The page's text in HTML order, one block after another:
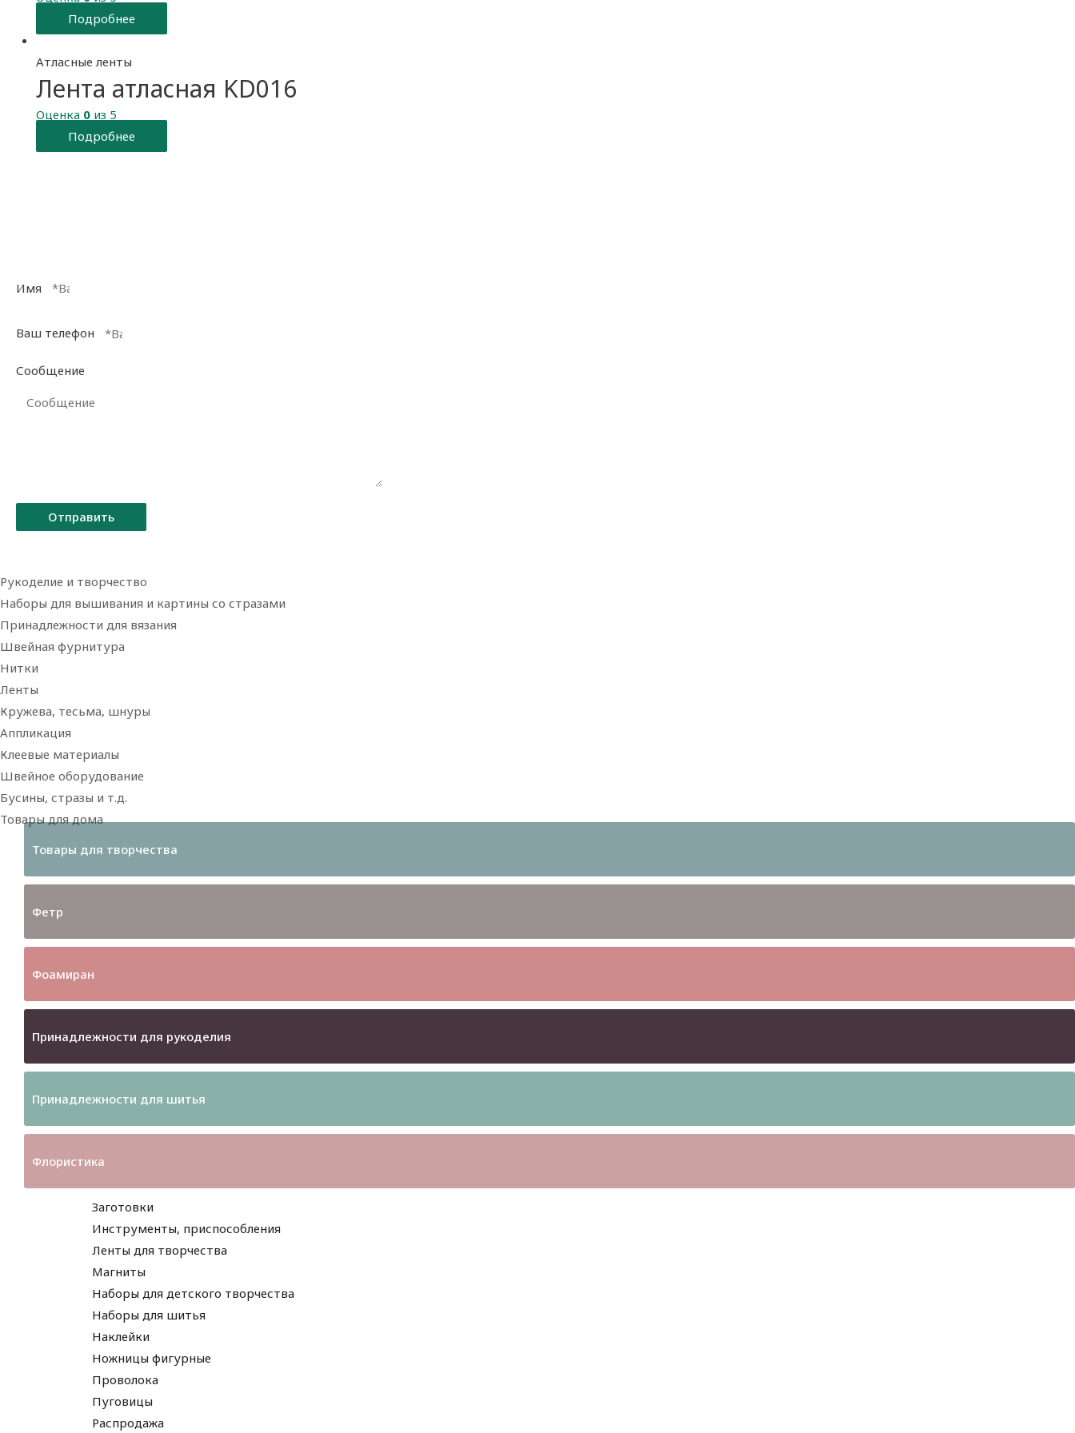
Подробнее
Атласные ленты
Лента атласная KD016
Оценка 0 из 5
Подробнее
Имя
Ваш телефон
Сообщение
Отправить
Рукоделие и творчество
Наборы для вышивания и картины со стразами
Принадлежности для вязания
Швейная фурнитура
Нитки
Ленты
Кружева, тесьма, шнуры
Аппликация
Клеевые материалы
Швейное оборудование
Бусины, стразы и т.д.
Товары для дома
Товары для творчества
Фетр
Фоамиран
Принадлежности для рукоделия
Принадлежности для шитья
Флористика
Заготовки
Инструменты, приспособления
Ленты для творчества
Магниты
Наборы для детского творчества
Наборы для шитья
Наклейки
Ножницы фигурные
Проволока
Пуговицы
Распродажа